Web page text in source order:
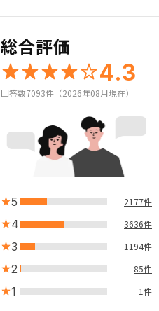
総合評価
4.3
回答数7093件（2026年08月現在）
5 2177件
4 3636件
3 1194件
2 85件
1 1件